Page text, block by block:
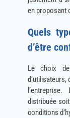
en proposant
Quels
d’être
Le choix de
d’utilisateurs,
distribuée
conditions